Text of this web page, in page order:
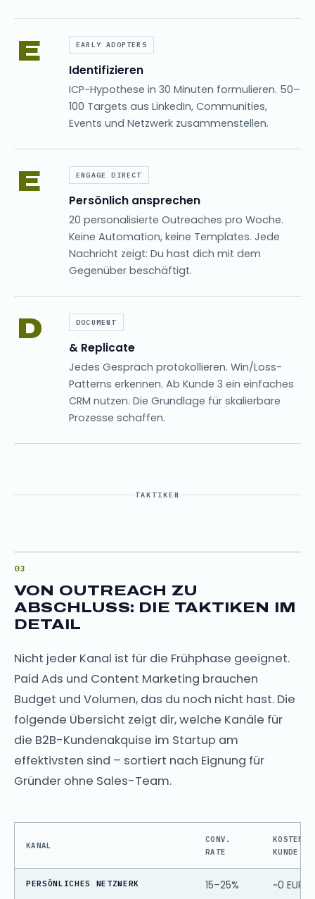
E EARLY ADOPTERS
Identifizieren
ICP-Hypothese in 30 Minuten formulieren. 50–
100 Targets aus LinkedIn, Communities,
Events und Netzwerk zusammenstellen.
E ENGAGE DIRECT
Persönlich ansprechen
20 personalisierte Outreaches pro Woche.
Keine Automation, keine Templates. Jede
Nachricht zeigt: Du hast dich mit dem
Gegenüber beschäftigt.
D DOCUMENT
& Replicate
Jedes Gespräch protokollieren. Win/Loss-
Patterns erkennen. Ab Kunde 3 ein einfaches
CRM nutzen. Die Grundlage für skalierbare
Prozesse schaffen.
TAKTIKEN
VON OUTREACH ZU
ABSCHLUSS: DIE TAKTIKEN IM
DETAIL
Nicht jeder Kanal ist für die Frühphase geeignet.
Paid Ads und Content Marketing brauchen
Budget und Volumen, das du noch nicht hast. Die
folgende Übersicht zeigt dir, welche Kanäle für
die B2B-Kundenakquise im Startup am
effektivsten sind – sortiert nach Eignung für
Gründer ohne Sales-Team.
KANAL
CONV.
RATE
KOSTEN /
KUNDE
PERSÖNLICHES NETZWERK 15–25% ~0 EUR